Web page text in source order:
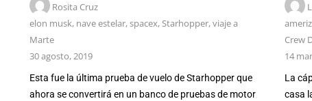
Rosita Cruz
elon musk, nave estelar,spacex,Starhopper,viaje a
Marte
30 agosto, 2019
Esta fue la última prueba de vuelo de Starhopper que
ahora se convertirá en un banco de pruebas de motor
Crew
14
La
casa